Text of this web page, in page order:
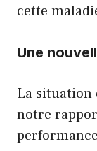
cette
Une
La situation
notre